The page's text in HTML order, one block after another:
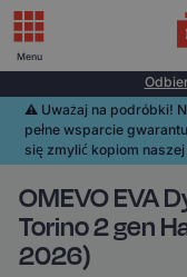
⚠️️ Uważaj na podróbki!
pełne wsparcie
się zmylić kopiom
OMEVO EVA
Torino 2 gen
2026)
Menu